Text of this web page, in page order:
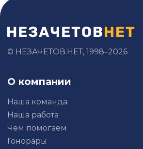
бухгалтерского учета,
финансовой (бухгалтерской)
бухгалтерское
© НЕЗАЧЕТОВ.НЕТ, 1998–2026
О компании
Наша команда
Наша работа
Чем помогаем
Гонорары